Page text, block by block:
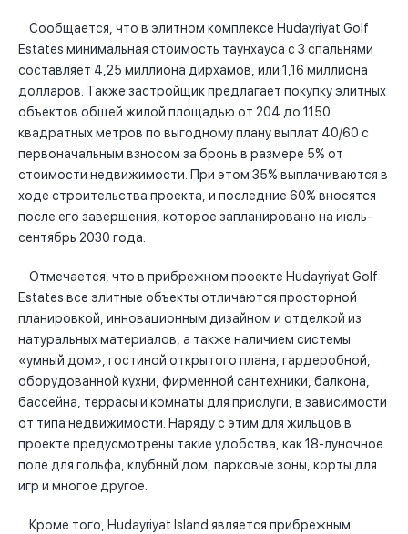
Сообщается, что в элитном комплексе Hudayriyat Golf
Estates минимальная стоимость таунхауса с 3 спальнями
составляет 4,25 миллиона дирхамов, или 1,16 миллиона
долларов. Также застройщик предлагает покупку элитных
объектов общей жилой площадью от 204 до 1150
квадратных метров по выгодному плану выплат 40/60 с
первоначальным взносом за бронь в размере 5% от
стоимости недвижимости. При этом 35% выплачиваются в
ходе строительства проекта, и последние 60% вносятся
после его завершения, которое запланировано на июль-
сентябрь 2030 года.
Отмечается, что в прибрежном проекте Hudayriyat Golf
Estates все элитные объекты отличаются просторной
планировкой, инновационным дизайном и отделкой из
натуральных материалов, а также наличием системы
«умный дом», гостиной открытого плана, гардеробной,
оборудованной кухни, фирменной сантехники, балкона,
бассейна, террасы и комнаты для прислуги, в зависимости
от типа недвижимости. Наряду с этим для жильцов в
проекте предусмотрены такие удобства, как 18-луночное
поле для гольфа, клубный дом, парковые зоны, корты для
игр и многое другое.
Кроме того, Hudayriyat Island является прибрежным